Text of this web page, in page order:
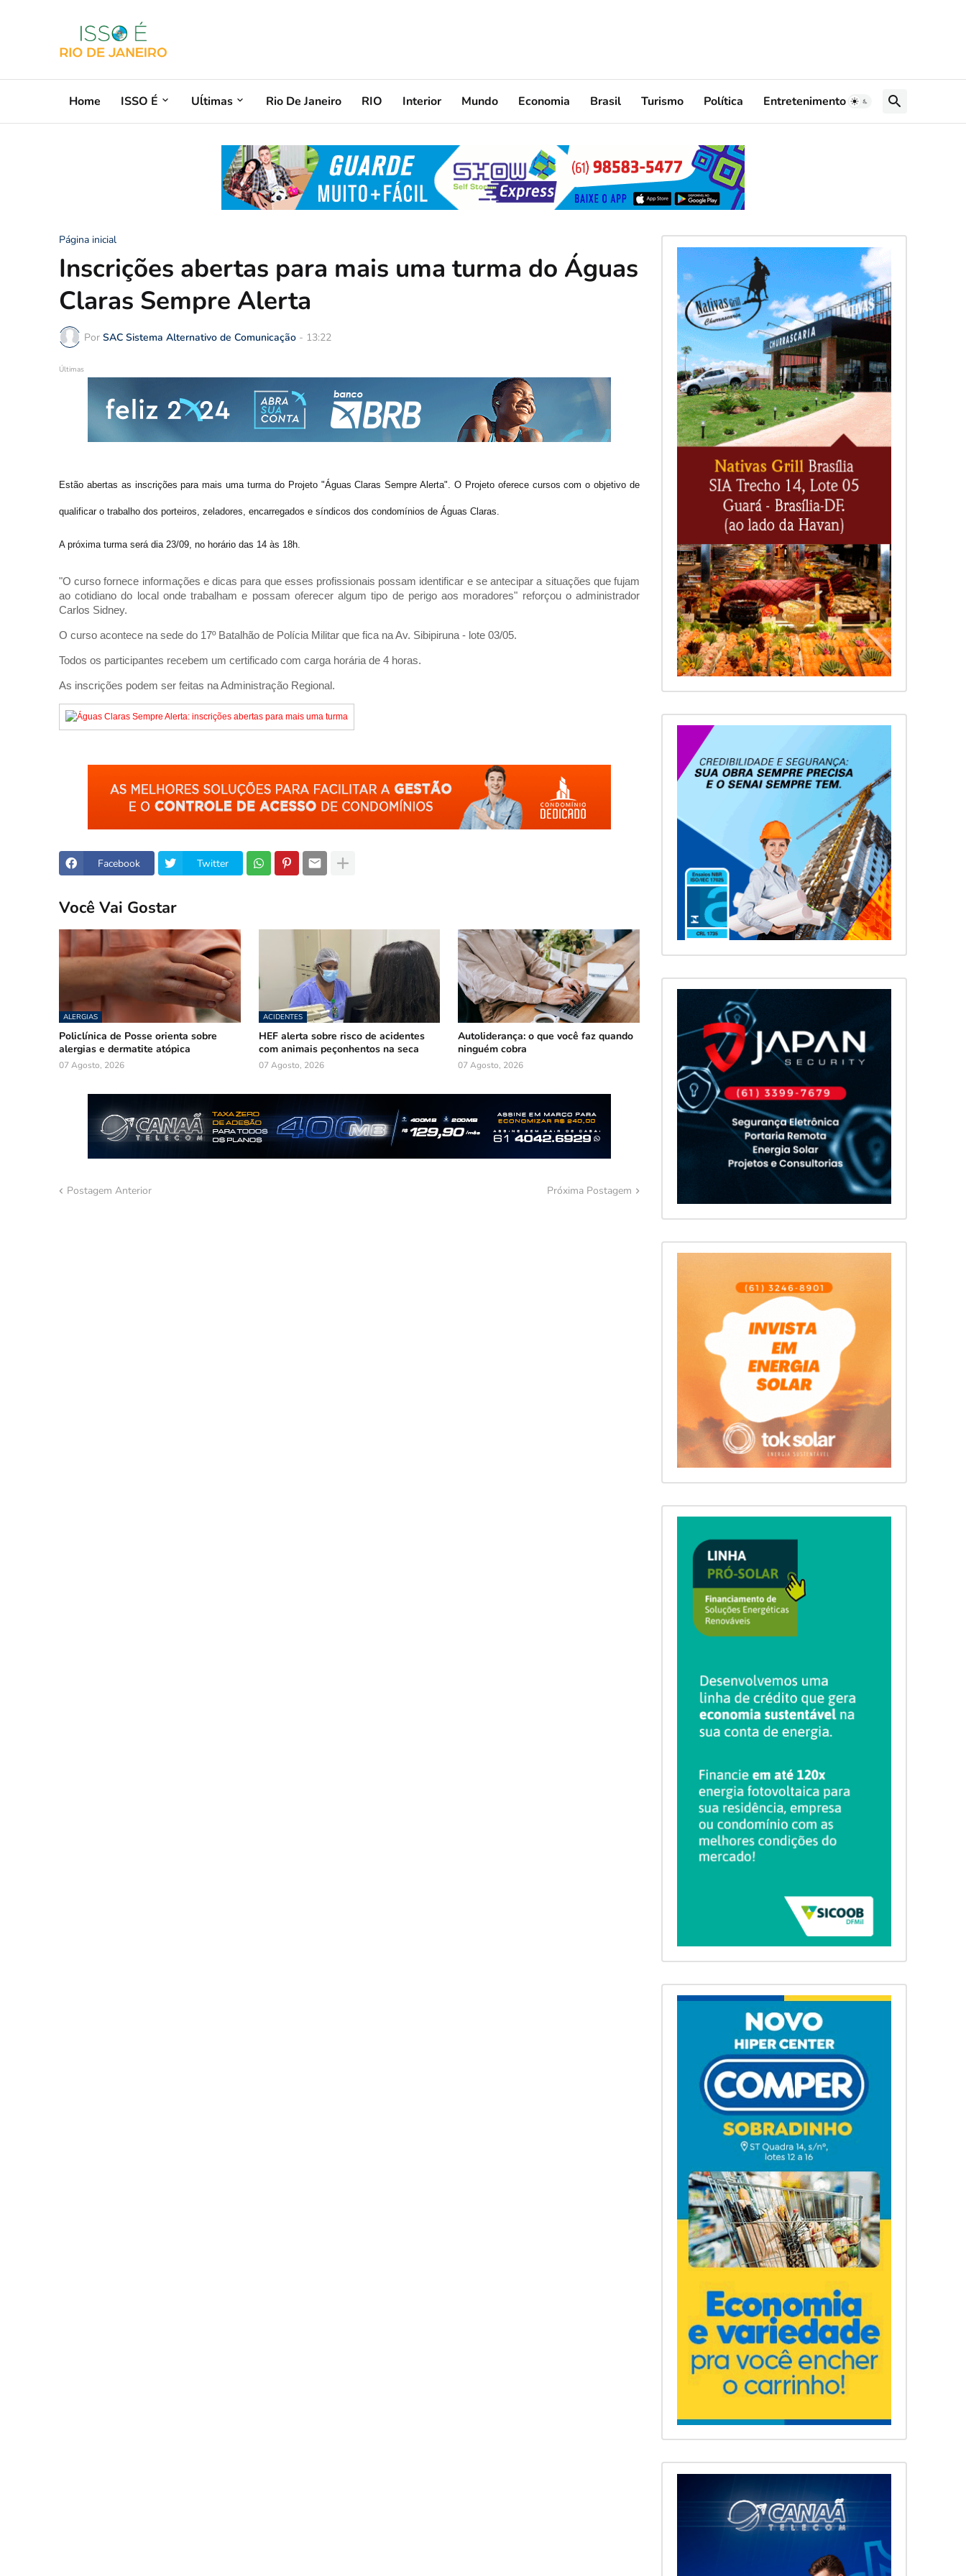
Home ISSO É Uĺtimas Rio De Janeiro RIO Interior Mundo Economia Brasil Turismo Política Entretenimento
Página inicial
Inscrições abertas para mais uma turma do Águas
Claras Sempre Alerta
Por SAC Sistema Alternativo de Comunicação - 13:22
Últimas
Estão abertas as inscrições para mais uma turma do Projeto "Águas Claras Sempre Alerta". O Projeto oferece cursos com o objetivo de
qualificar o trabalho dos porteiros, zeladores, encarregados e síndicos dos condomínios de Águas Claras.
A próxima turma será dia 23/09, no horário das 14 às 18h.
"O curso fornece informações e dicas para que esses profissionais possam identificar e se antecipar a situações que fujam
ao cotidiano do local onde trabalham e possam oferecer algum tipo de perigo aos moradores" reforçou o administrador
Carlos Sidney.
O curso acontece na sede do 17º Batalhão de Polícia Militar que fica na Av. Sibipiruna - lote 03/05.
Todos os participantes recebem um certificado com carga horária de 4 horas.
As inscrições podem ser feitas na Administração Regional.
Facebook Twitter
Você Vai Gostar
ALERGIAS
Policlínica de Posse orienta sobre
alergias e dermatite atópica
07 Agosto, 2026
ACIDENTES
HEF alerta sobre risco de acidentes
com animais peçonhentos na seca
07 Agosto, 2026
Autoliderança: o que você faz quando
ninguém cobra
07 Agosto, 2026
Postagem Anterior Próxima Postagem